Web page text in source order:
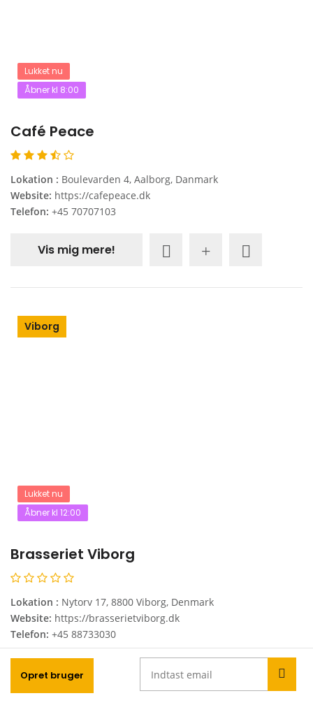
Lukket nu
Åbner kl 8:00
Café Peace
Lokation : Boulevarden 4, Aalborg, Danmark
Website: https://cafepeace.dk
Telefon: +45 70707103
Vis mig mere!
Viborg
Lukket nu
Åbner kl 12:00
Brasseriet Viborg
Lokation : Nytorv 17, 8800 Viborg, Denmark
Website: https://brasserietviborg.dk
Telefon: +45 88733030
Vis mig mere!
Opret bruger